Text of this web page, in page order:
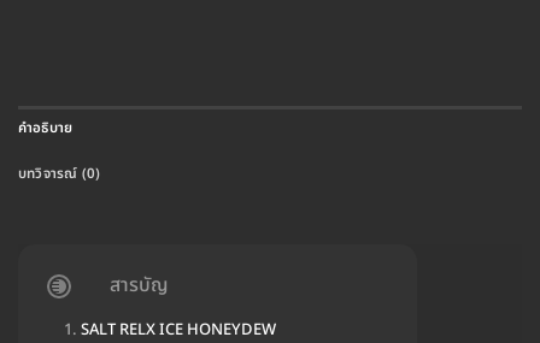
คำอธิบาย
บทวิจารณ์ (0)
สารบัญ
SALT RELX ICE HONEYDEW